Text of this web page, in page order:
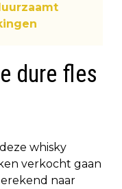
dure fles
whisky
verkocht gaan
naar